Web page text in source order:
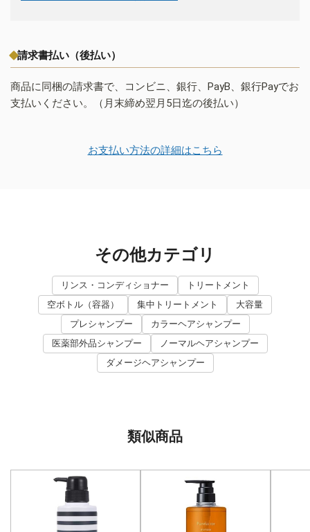
請求書払い（後払い）
商品に同梱の請求書で、コンビニ、銀行、PayB、銀行Payでお
支払いください。（月末締め翌月5日迄の後払い）
お支払い方法の詳細はこちら
その他カテゴリ
リンス・コンディショナー
トリートメント
空ボトル（容器）
集中トリートメント
大容量
プレシャンプー
カラーヘアシャンプー
医薬部外品シャンプー
ノーマルヘアシャンプー
ダメージヘアシャンプー
類似商品